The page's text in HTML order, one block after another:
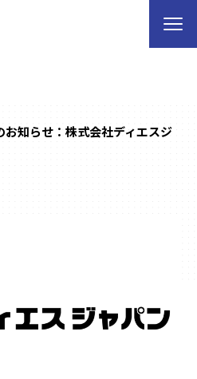
お知らせ：株式会社ディエスジ